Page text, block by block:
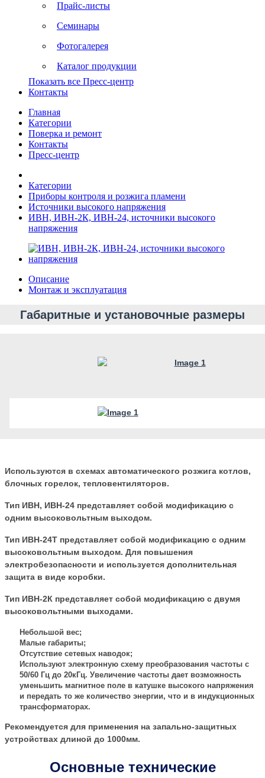
Прайс-листы
Семинары
Фотогалерея
Каталог продукции
Показать все Пресс-центр
Контакты
Главная
Категории
Поверка и ремонт
Контакты
Пресс-центр
Категории
Приборы контроля и розжига пламени
Источники высокого напряжения
ИВН, ИВН-2К, ИВН-24, источники высокого
напряжения
Описание
Монтаж и эксплуатация
Габаритные и установочные размеры
Используются в схемах автоматического розжига котлов,
блочных горелок, тепловентиляторов.
Тип ИВН, ИВН-24 представляет собой модификацию с
одним высоковольтным выходом.
Тип ИВН-24Т представляет собой модификацию с одним
высоковольтным выходом. Для повышения
электробезопасности и используется дополнительная
защита в виде коробки.
Тип ИВН-2К представляет собой модификацию с двумя
высоковольтными выходами.
Небольшой вес;
Малые габариты;
Отсутствие сетевых наводок;
Используют электронную схему преобразования частоты с
50/60 Гц до 20кГц. Увеличение частоты дает возможность
уменьшить магнитное поле в катушке высокого напряжения
и передать то же количество энергии, что и в индукционных
трансформаторах.
Рекомендуется для применения на запально-защитных
устройствах длиной до 1000мм.
Основные технические